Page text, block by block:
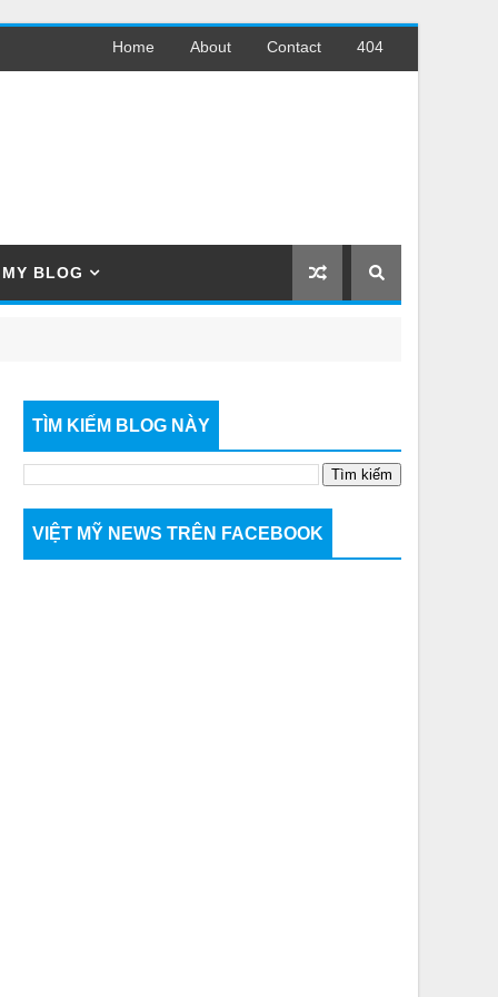
Home About Contact 404
MY BLOG
TÌM KIẾM BLOG NÀY
VIỆT MỸ NEWS TRÊN FACEBOOK